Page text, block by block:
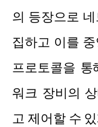
의 등장으로
집하고 이를
프로토콜을 통
워크 장비의
고 제어할 수